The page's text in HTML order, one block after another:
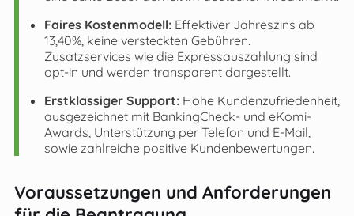
Faires Kostenmodell:Effektiver Jahreszins ab
13,40%, keine versteckten Gebühren.
Zusatzservices wie die Expressauszahlung sind
opt-in und werden transparent dargestellt.
Erstklassiger Support:Hohe Kundenzufriedenheit,
ausgezeichnet mit BankingCheck- und eKomi-
Awards, Unterstützung per Telefon und E-Mail,
sowie zahlreiche positive Kundenbewertungen.
Voraussetzungen und Anforderungen